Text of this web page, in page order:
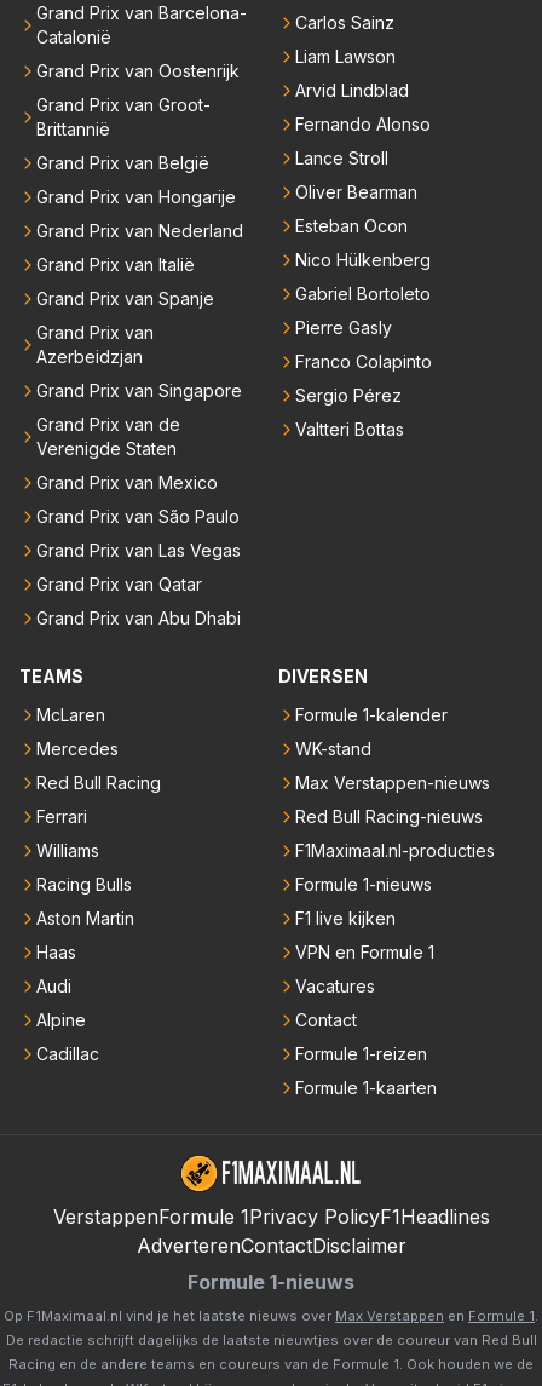
Grand Prix van Barcelona-
Catalonië
Grand Prix van Oostenrijk
Grand Prix van Groot-
Brittannië
Grand Prix van België
Grand Prix van Hongarije
Grand Prix van Nederland
Grand Prix van Italië
Grand Prix van Spanje
Grand Prix van
Azerbeidzjan
Grand Prix van Singapore
Grand Prix van de
Verenigde Staten
Grand Prix van Mexico
Grand Prix van São Paulo
Grand Prix van Las Vegas
Grand Prix van Qatar
Grand Prix van Abu Dhabi
Carlos Sainz
Liam Lawson
Arvid Lindblad
Fernando Alonso
Lance Stroll
Oliver Bearman
Esteban Ocon
Nico Hülkenberg
Gabriel Bortoleto
Pierre Gasly
Franco Colapinto
Sergio Pérez
Valtteri Bottas
TEAMS
McLaren
Mercedes
Red Bull Racing
Ferrari
Williams
Racing Bulls
Aston Martin
Haas
Audi
Alpine
Cadillac
DIVERSEN
Formule 1-kalender
WK-stand
Max Verstappen-nieuws
Red Bull Racing-nieuws
F1Maximaal.nl-producties
Formule 1-nieuws
F1 live kijken
VPN en Formule 1
Vacatures
Contact
Formule 1-reizen
Formule 1-kaarten
VerstappenFormule 1Privacy PolicyF1Headlines
AdverterenContactDisclaimer
Formule 1-nieuws
Op F1Maximaal.nl vind je het laatste nieuws over Max Verstappen en Formule 1.
De redactie schrijft dagelijks de laatste nieuwtjes over de coureur van Red Bull
Racing en de andere teams en coureurs van de Formule 1. Ook houden we de